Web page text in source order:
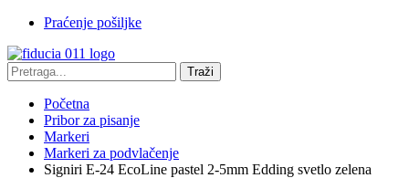
Praćenje pošiljke
Traži
Početna
Pribor za pisanje
Markeri
Markeri za podvlačenje
Signiri E-24 EcoLine pastel 2-5mm Edding svetlo zelena